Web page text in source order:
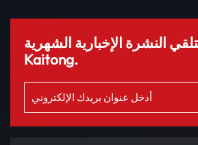
النشرة الإخبارية الشهرية
Kaitong.